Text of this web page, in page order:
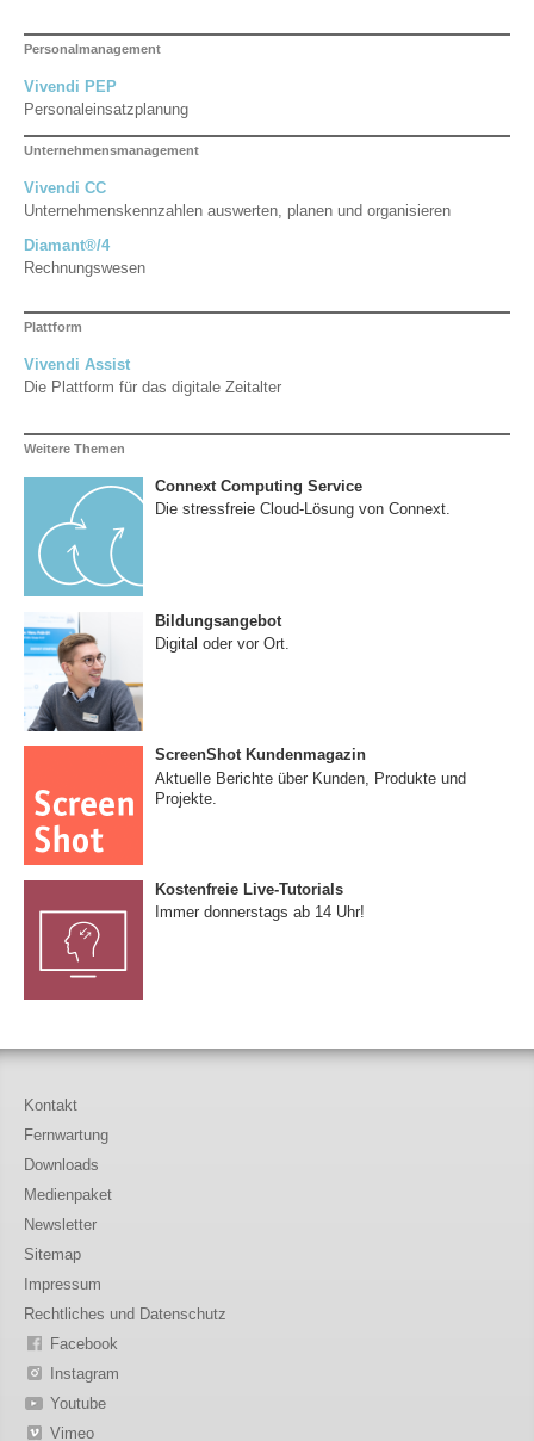
Personalmanagement
Vivendi PEP
Personaleinsatzplanung
Unternehmensmanagement
Vivendi CC
Unternehmenskennzahlen auswerten, planen und organisieren
Diamant®/4
Rechnungswesen
Plattform
Vivendi Assist
Die Plattform für das digitale Zeitalter
Weitere Themen
Connext Computing Service
Die stressfreie Cloud-Lösung von Connext.
Bildungsangebot
Digital oder vor Ort.
ScreenShot Kundenmagazin
Aktuelle Berichte über Kunden, Produkte und
Projekte.
Kostenfreie Live-Tutorials
Immer donnerstags ab 14 Uhr!
Kontakt
Fernwartung
Downloads
Medienpaket
Newsletter
Sitemap
Impressum
Rechtliches und Datenschutz
Facebook
Instagram
Youtube
Vimeo